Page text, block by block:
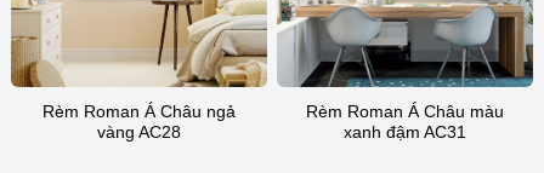
Rèm Roman Á Châu ngả
vàng AC28
Rèm Roman Á Châu màu
xanh đậm AC31